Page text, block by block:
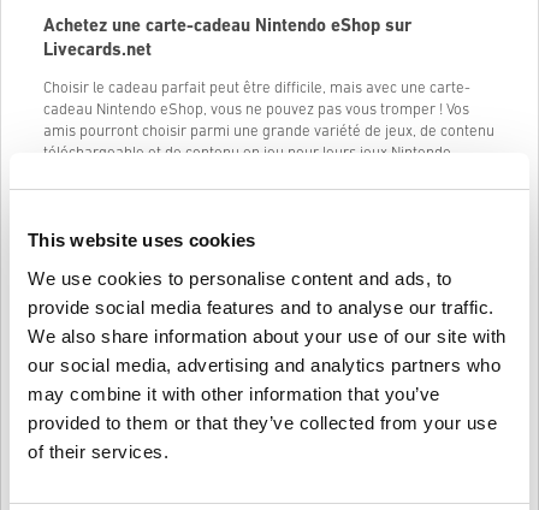
This website uses cookies
We use cookies to personalise content and ads, to
provide social media features and to analyse our traffic.
We also share information about your use of our site with
our social media, advertising and analytics partners who
may combine it with other information that you’ve
provided to them or that they’ve collected from your use
of their services.
Achetez une carte-cadeau Nintendo eShop sur
Livecards.net
Choisir le cadeau parfait peut être difficile, mais avec une carte-
cadeau Nintendo eShop, vous ne pouvez pas vous tromper ! Vos
amis pourront choisir parmi une grande variété de jeux, de contenu
téléchargeable et de contenu en jeu pour leurs jeux Nintendo
les derniers jeux et modules complémentaires dès leur sortie. Ils
jeux numériques. Qu'ils aimentMario Kart, Zelda, Splatoon ou toute
autre franchise Nintendo, ils seront sûrs de trouver quelque chose
qu'ils aiment.
Voici quelques coupures de cartes Nintendo eShop que vous
pouvez acheter :
Carte Nintendo eShop 25 EUR
Carte Nintendo eShop 50 EUR